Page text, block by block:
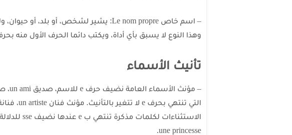
وهذا النوع لا يسبق بأي أداة، ويكتب دائما الحرف الأول منه
تأنيث الأسماء
une princesse.